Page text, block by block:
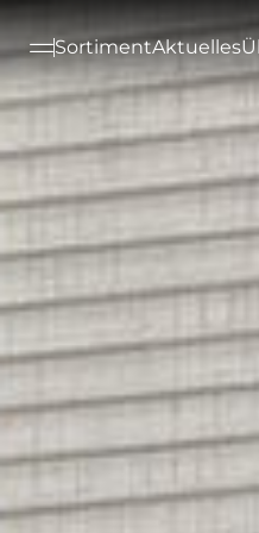
SortimentAktuelles